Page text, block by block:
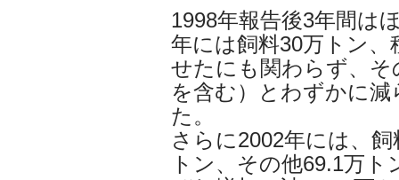
1998年報告後3年間は
年には飼料30万トン
せたにも関わらず、
を含む）とわずかに
た。
さらに2002年には、
トン、その他69.1万